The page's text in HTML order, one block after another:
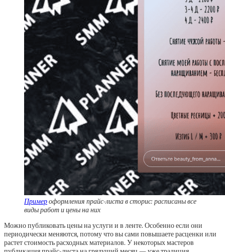
Примероформления прайс-листа в сторис: расписаны все
виды работ и цены на них
Можно публиковать цены на услуги и в ленте. Особенно если они
периодически меняются, потому что вы сами повышаете расценки или
растет стоимость расходных материалов. У некоторых мастеров